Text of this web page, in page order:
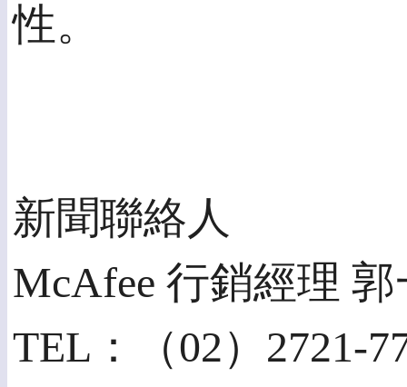
性。
新聞聯絡人
McAfee 行銷經理
TEL：（02）2721-